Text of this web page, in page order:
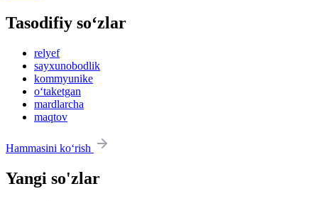
Tasodifiy so‘zlar
relyef
sayxunobodlik
kommyunike
o‘taketgan
mardlarcha
maqtov
Hammasini ko‘rish
Yangi so'zlar